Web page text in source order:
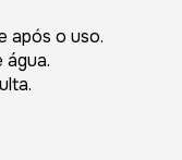
após o uso.